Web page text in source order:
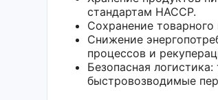
стандартам HACCP.
Сохранение
Снижение
процессов и
Безопасная
быстровозводимые